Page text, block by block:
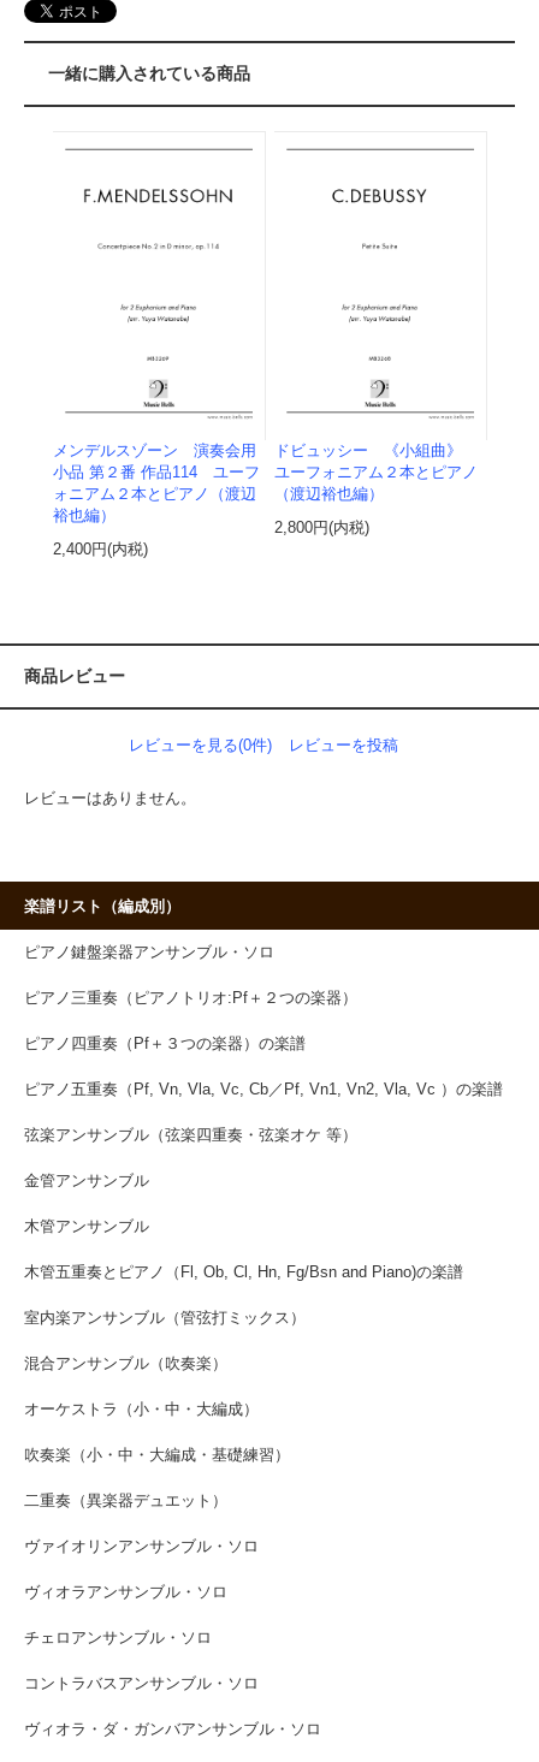
一緒に購入されている商品
メンデルスゾーン 演奏会用
小品 第２番 作品114 ユーフ
ォニアム２本とピアノ（渡辺
裕也編）
2,400円(内税)
ドビュッシー 《小組曲》
ユーフォニアム２本とピアノ
（渡辺裕也編）
2,800円(内税)
商品レビュー
レビューを見る(0件) レビューを投稿
レビューはありません。
楽譜リスト（編成別）
ピアノ鍵盤楽器アンサンブル・ソロ
ピアノ三重奏（ピアノトリオ:Pf＋２つの楽器）
ピアノ四重奏（Pf＋３つの楽器）の楽譜
ピアノ五重奏（Pf, Vn, Vla, Vc, Cb／Pf, Vn1, Vn2, Vla, Vc ）の楽譜
弦楽アンサンブル（弦楽四重奏・弦楽オケ 等）
金管アンサンブル
木管アンサンブル
木管五重奏とピアノ（Fl, Ob, Cl, Hn, Fg/Bsn and Piano)の楽譜
室内楽アンサンブル（管弦打ミックス）
混合アンサンブル（吹奏楽）
オーケストラ（小・中・大編成）
吹奏楽（小・中・大編成・基礎練習）
二重奏（異楽器デュエット）
ヴァイオリンアンサンブル・ソロ
ヴィオラアンサンブル・ソロ
チェロアンサンブル・ソロ
コントラバスアンサンブル・ソロ
ヴィオラ・ダ・ガンバアンサンブル・ソロ